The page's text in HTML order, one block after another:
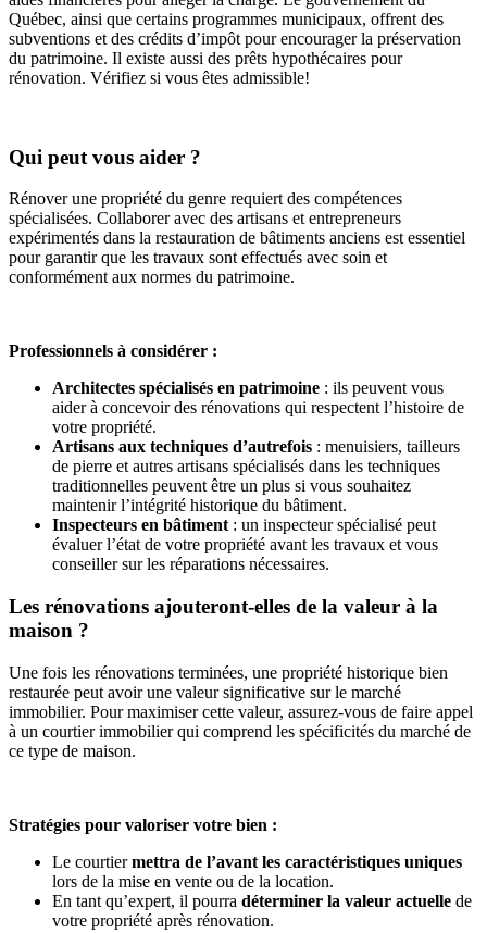
Québec, ainsi que certains programmes municipaux, offrent des
subventions et des crédits d’impôt pour encourager la préservation
du patrimoine. Il existe aussi des prêts hypothécaires pour
rénovation. Vérifiez si vous êtes admissible!
Qui peut vous aider ?
Rénover une propriété du genre requiert des compétences
spécialisées. Collaborer avec des artisans et entrepreneurs
expérimentés dans la restauration de bâtiments anciens est essentiel
pour garantir que les travaux sont effectués avec soin et
conformément aux normes du patrimoine.
Professionnels à considérer :
Architectes spécialisés en patrimoine : ils peuvent vous
aider à concevoir des rénovations qui respectent l’histoire de
votre propriété.
Artisans aux techniques d’autrefois : menuisiers, tailleurs
de pierre et autres artisans spécialisés dans les techniques
traditionnelles peuvent être un plus si vous souhaitez
maintenir l’intégrité historique du bâtiment.
Inspecteurs en bâtiment : un inspecteur spécialisé peut
évaluer l’état de votre propriété avant les travaux et vous
conseiller sur les réparations nécessaires.
Les rénovations ajouteront-elles de la valeur à la
maison ?
Une fois les rénovations terminées, une propriété historique bien
restaurée peut avoir une valeur significative sur le marché
immobilier. Pour maximiser cette valeur, assurez-vous de faire appel
à un courtier immobilier qui comprend les spécificités du marché de
ce type de maison.
Stratégies pour valoriser votre bien :
Le courtiermettra de l’avant les caractéristiques uniques
lors de la mise en vente ou de la location.
En tant qu’expert, il pourra déterminer la valeur actuelle de
votre propriété après rénovation.